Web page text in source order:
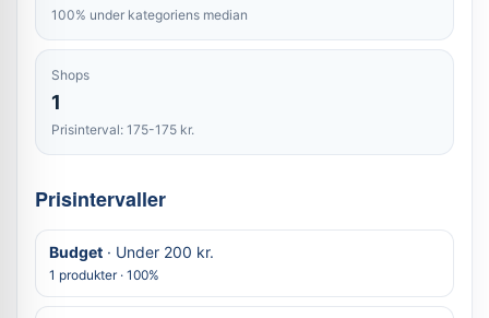
100% under kategoriens median
Shops
1
Prisinterval: 175-175 kr.
Prisintervaller
Budget · Under 200 kr.
1 produkter · 100%